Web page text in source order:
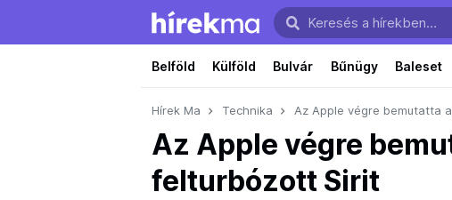
Belföld Külföld Bulvár Bűnügy Baleset
Hírek Ma Technika Az Apple végre bemutatta
Az Apple végre
felturbózott Sirit